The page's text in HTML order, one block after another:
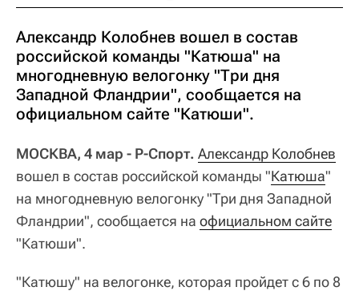
Александр Колобнев вошел в состав
российской команды "Катюша" на
многодневную велогонку "Три дня
Западной Фландрии", сообщается на
официальном сайте "Катюши".
МОСКВА, 4 мар - Р-Спорт. Александр Колобнев
вошел в состав российской команды "Катюша"
на многодневную велогонку "Три дня Западной
Фландрии", сообщается на официальном сайте
"Катюши".
"Катюшу" на велогонке, которая пройдет с 6 по 8